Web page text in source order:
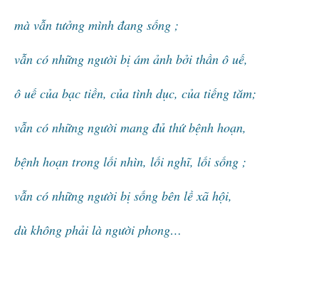
mà vẫn tưởng mình đang sống ;
vẫn có những người bị ám ảnh bởi thần ô uế,
ô uế của bạc tiền, của tình dục, của tiếng tăm;
vẫn có những người mang đủ thứ bệnh hoạn,
bệnh hoạn trong lối nhìn, lối nghĩ, lối sống ;
vẫn có những người bị sống bên lề xã hội,
dù không phải là người phong…